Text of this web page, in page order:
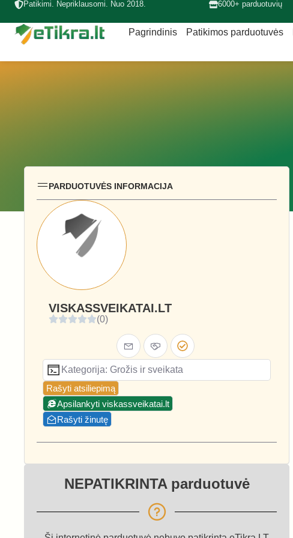
Patikimi. Nepriklausomi. Nuo 2018. 6000+ parduotuvių
Pagrindinis Patikimos parduotuvės
PARDUOTUVĖS INFORMACIJA
VISKASSVEIKATAI.LT
(0)
Kategorija: Grožis ir sveikata
Rašyti atsiliepimą
Apsilankyti viskassveikatai.lt
Rašyti žinutę
NEPATIKRINTA parduotuvė